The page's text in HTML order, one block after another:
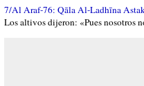
7/Al Araf-76: Qāla Al-Ladhīna
Los altivos dijeron: «Pues nosotros